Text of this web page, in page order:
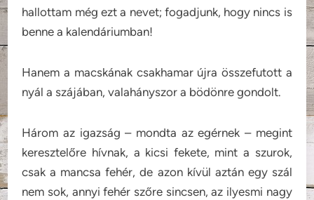
hallottam még ezt a nevet; fogadjunk, hogy nincs is
benne a kalendáriumban!
Hanem a macskának csakhamar újra összefutott a
nyál a szájában, valahányszor a bödönre gondolt.
Három az igazság – mondta az egérnek – megint
keresztelőre hívnak, a kicsi fekete, mint a szurok,
csak a mancsa fehér, de azon kívül aztán egy szál
nem sok, annyi fehér szőre sincsen, az ilyesmi nagy